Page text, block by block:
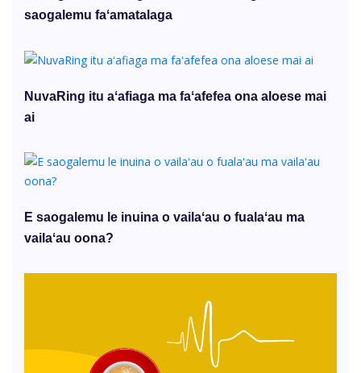
saogalemu faʻamatalaga
NuvaRing itu aʻafiaga ma faʻafefea ona aloese mai
ai
E saogalemu le inuina o vailaʻau o fualaʻau ma
vailaʻau oona?